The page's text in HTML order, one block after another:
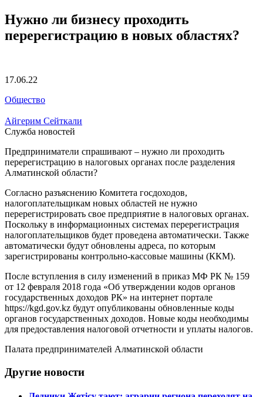
Нужно ли бизнесу проходить
перерегистрацию в новых областях?
17.06.22
Общество
Айгерим Сейткали
Служба новостей
Предприниматели спрашивают – нужно ли проходить
перерегистрацию в налоговых органах после разделения
Алматинской области?
Согласно разъяснению Комитета госдоходов,
налогоплательщикам новых областей не нужно
перерегистрировать свое предприятие в налоговых органах.
Поскольку в информационных системах перерегистрация
налогоплательщиков будет проведена автоматически. Также
автоматически будут обновлены адреса, по которым
зарегистрированы контрольно-кассовые машины (ККМ).
После вступления в силу изменений в приказ МФ РК № 159
от 12 февраля 2018 года «Об утверждении кодов органов
государственных доходов РК» на интернет портале
https://kgd.gov.kz будут опубликованы обновленные коды
органов государственных доходов. Новые коды необходимы
для предоставления налоговой отчетности и уплаты налогов.
Палата предпринимателей Алматинской области
Другие новости